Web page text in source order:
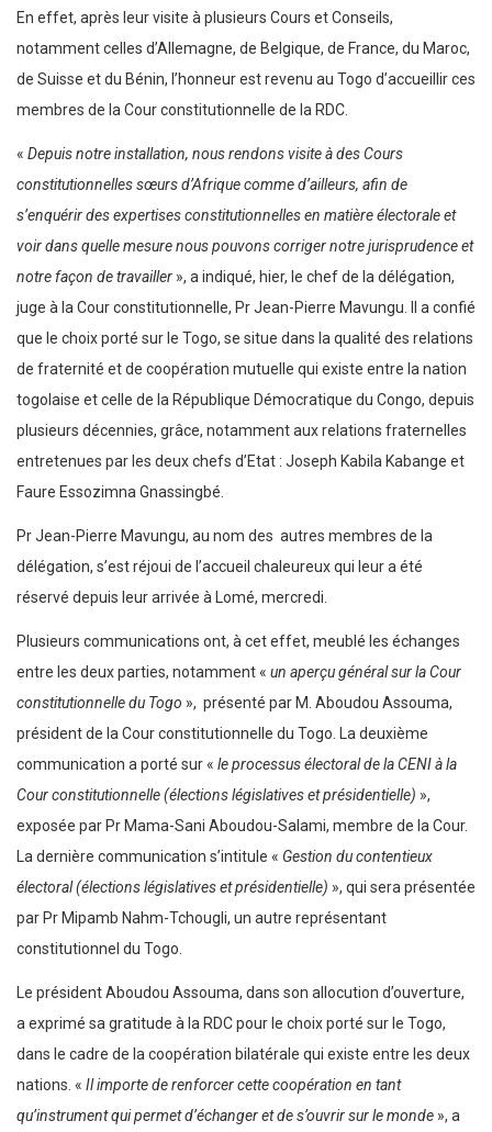
En effet, après leur visite à plusieurs Cours et Conseils,
notamment celles d’Allemagne, de Belgique, de France, du Maroc,
de Suisse et du Bénin, l’honneur est revenu au Togo d’accueillir ces
membres de la Cour constitutionnelle de la RDC.
« Depuis notre installation, nous rendons visite à des Cours
constitutionnelles sœurs d’Afrique comme d’ailleurs, afin de
s’enquérir des expertises constitutionnelles en matière électorale et
voir dans quelle mesure nous pouvons corriger notre jurisprudence et
notre façon de travailler », a indiqué, hier, le chef de la délégation,
juge à la Cour constitutionnelle, Pr Jean-Pierre Mavungu. Il a confié
que le choix porté sur le Togo, se situe dans la qualité des relations
de fraternité et de coopération mutuelle qui existe entre la nation
togolaise et celle de la République Démocratique du Congo, depuis
plusieurs décennies, grâce, notamment aux relations fraternelles
entretenues par les deux chefs d’Etat : Joseph Kabila Kabange et
Faure Essozimna Gnassingbé.
Pr Jean-Pierre Mavungu, au nom des autres membres de la
délégation, s’est réjoui de l’accueil chaleureux qui leur a été
réservé depuis leur arrivée à Lomé, mercredi.
Plusieurs communications ont, à cet effet, meublé les échanges
entre les deux parties, notamment « un aperçu général sur la Cour
constitutionnelle du Togo », présenté par M. Aboudou Assouma,
président de la Cour constitutionnelle du Togo. La deuxième
communication a porté sur « le processus électoral de la CENI à la
Cour constitutionnelle (élections législatives et présidentielle) »,
exposée par Pr Mama-Sani Aboudou-Salami, membre de la Cour.
La dernière communication s’intitule « Gestion du contentieux
électoral (élections législatives et présidentielle) », qui sera présentée
par Pr Mipamb Nahm-Tchougli, un autre représentant
constitutionnel du Togo.
Le président Aboudou Assouma, dans son allocution d’ouverture,
a exprimé sa gratitude à la RDC pour le choix porté sur le Togo,
dans le cadre de la coopération bilatérale qui existe entre les deux
nations. « Il importe de renforcer cette coopération en tant
qu’instrument qui permet d’échanger et de s’ouvrir sur le monde », a